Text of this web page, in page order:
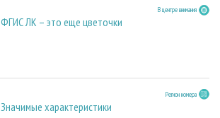
В центре внимания
ФГИС ЛК – это еще цветочки
Регион номера
Значимые характеристики